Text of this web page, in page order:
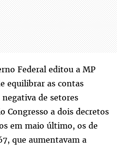
Federal editou a MP
equilibrar as contas
negativa de setores
Congresso a dois decretos
em maio último, os de
que aumentavam a